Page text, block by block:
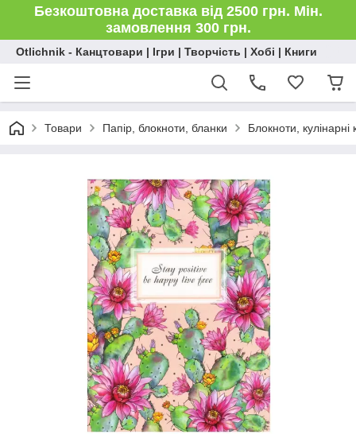
Безкоштовна доставка від 2500 грн. Мін.
замовлення 300 грн.
Otlichnik - Канцтовари | Ігри | Творчість | Хобі | Книги
Товари Папір, блокноти, бланки Блокноти, кулінарні